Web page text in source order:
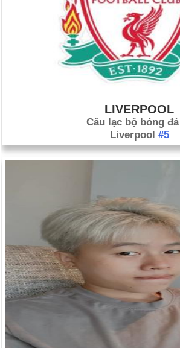
LIVERPOOL
Câu lạc bộ bóng đá
Liverpool #5